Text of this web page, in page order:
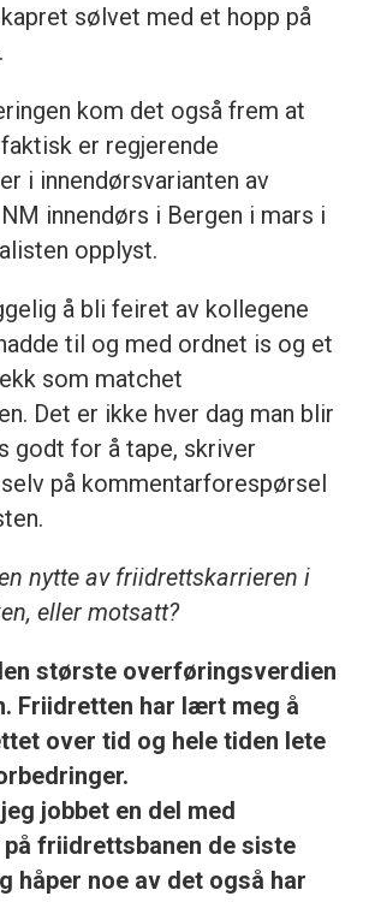
sølvet med et hopp på
kom det også frem at
er regjerende
i innendørsvarianten av
innendørs i Bergen i mars i
opplyst.
å bli feiret av kollegene
til og med ordnet is og et
som matchet
Det er ikke hver dag man blir
godt for å tape, skriver
på kommentarforespørsel
nytte av friidrettskarrieren i
eller motsatt?
største overføringsverdien
Friidretten har lært meg å
over tid og hele tiden lete
jobbet en del med
friidrettsbanen de siste
håper noe av det også har